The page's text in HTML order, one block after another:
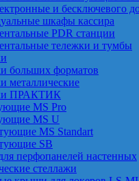
и бесключевого
шкафы кассира
PDR станции
тележки и тумбы
больших форматов
металлические
ПРАКТИК
MS Pro
MS U
MS Standart
SB
перфопанелей настенных
стеллажи